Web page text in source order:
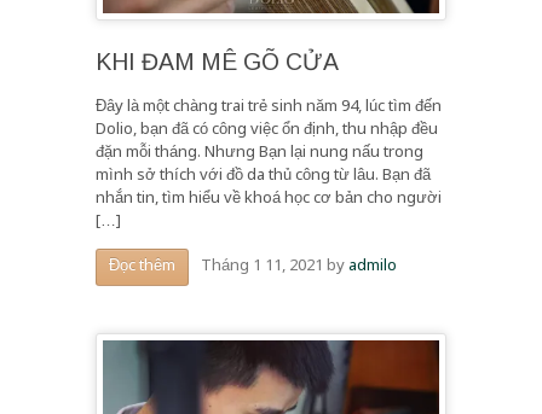
KHI ĐAM MÊ GÕ CỬA
Đây là một chàng trai trẻ sinh năm 94, lúc tìm đến
Dolio, bạn đã có công việc ổn định, thu nhập đều
đặn mỗi tháng. Nhưng Bạn lại nung nấu trong
mình sở thích với đồ da thủ công từ lâu. Bạn đã
nhắn tin, tìm hiểu về khoá học cơ bản cho người
[…]
Đọc thêm Tháng 1 11, 2021 byadmilo